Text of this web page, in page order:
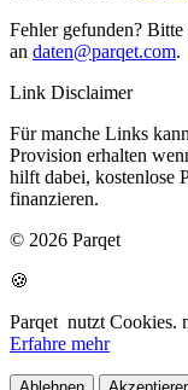
Fehler gefunden? Bitte
an daten@parqet.com.
Link Disclaimer
Für manche Links
Provision erhalten
hilft dabei, kostenlose
finanzieren.
© 2026 Parqet
🍪
Parqet nutzt Cookies.
Erfahre mehr